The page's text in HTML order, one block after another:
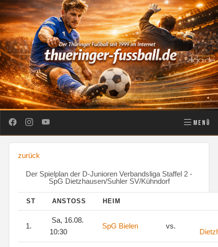
MENÜ
zurück
Der Spielplan der D-Junioren Verbandsliga Staffel 2 -
SpG Dietzhausen/Suhler SV/Kühndorf
ST ANSTOSS HEIM
1.
Sa, 16.08.
10:30
SpG Bielen vs.